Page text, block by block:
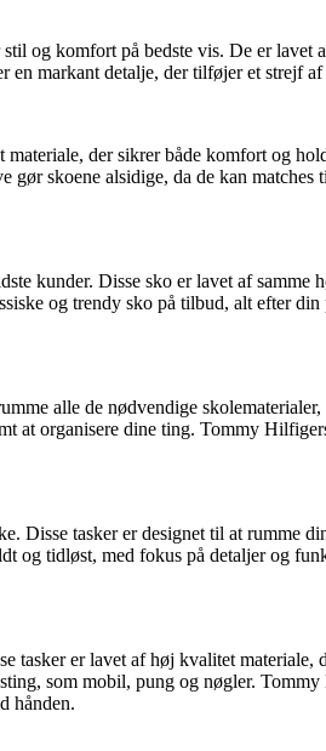
og komfort på bedste vis. De er
markant detalje, der tilføjer et strejf
der sikrer både komfort og
skoene alsidige, da de kan
kunder. Disse sko er lavet af
og trendy sko på tilbud, alt efter
alle de nødvendige
at organisere dine ting. Tommy
Disse tasker er designet til at rumme
og tidløst, med fokus på detaljer og
er lavet af høj kvalitet materiale,
som mobil, pung og nøgler.
hånden.